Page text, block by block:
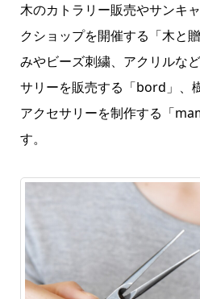
木のカトラリー販売やサンキ
クショップを開催する「木と
みやビーズ刺繍、アクリルな
サリーを販売する「bord」、
アクセサリーを制作する「
す。